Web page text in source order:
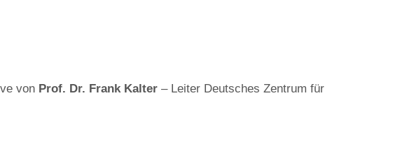
von Prof. Dr. Frank Kalter– Leiter Deutsches Zentrum für